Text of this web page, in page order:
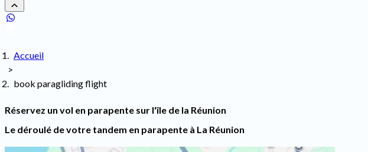
Accueil
>
book paragliding flight
Réservez un vol en parapente sur l'île de la Réunion
Le déroulé de votre tandem en parapente à La Réunion